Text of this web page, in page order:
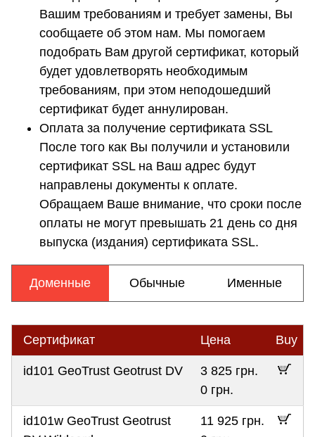
Вашим требованиям и требует замены, Вы
сообщаете об этом нам. Мы помогаем
подобрать Вам другой сертификат, который
будет удовлетворять необходимым
требованиям, при этом неподошедший
сертификат будет аннулирован.
Оплата за получение сертификата SSL
После того как Вы получили и установили
сертификат SSL на Ваш адрес будут
направлены документы к оплате.
Обращаем Ваше внимание, что сроки после
оплаты не могут превышать 21 день со дня
выпуска (издания) сертификата SSL.
Доменные Обычные Именные
Сертификат Цена Buy
id101 GeoTrust Geotrust DV
3 825 грн.
0 грн.
id101w GeoTrust Geotrust
11 925 грн.